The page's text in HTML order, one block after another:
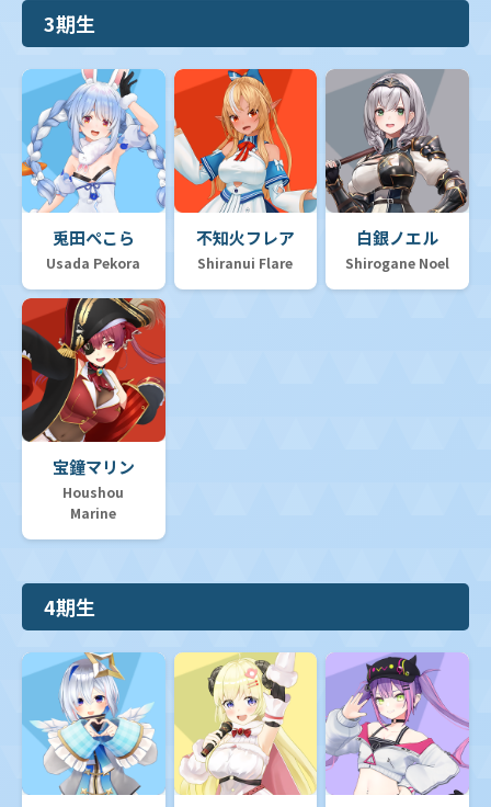
3期生
兎田ぺこら
Usada Pekora
不知火フレア
Shiranui Flare
白銀ノエル
Shirogane Noel
宝鐘マリン
Houshou
Marine
4期生